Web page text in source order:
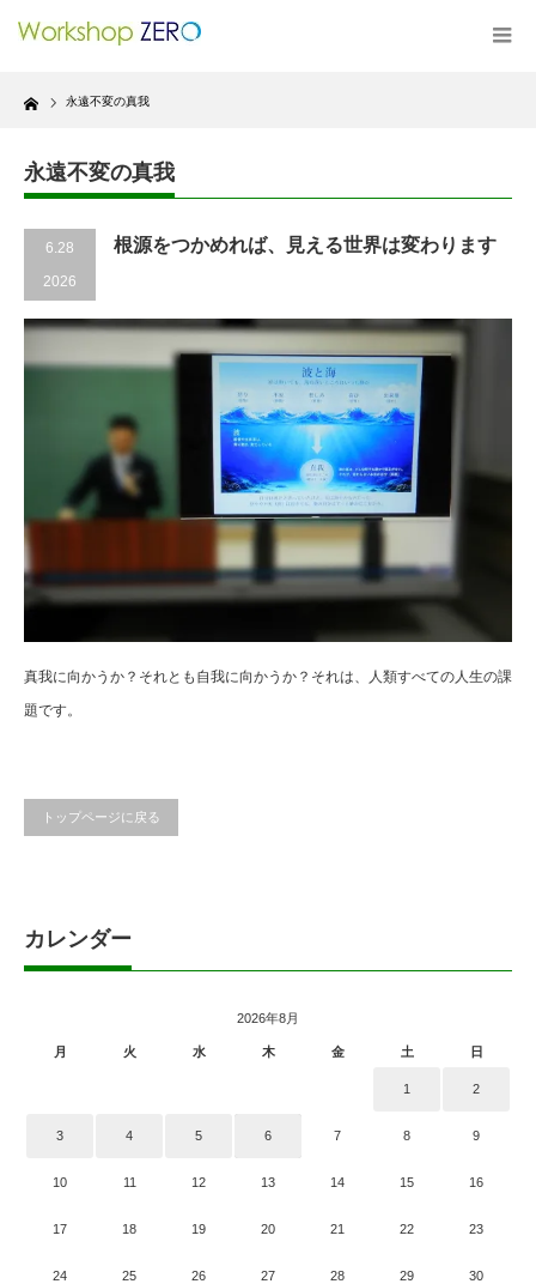
Home 永遠不変の真我
永遠不変の真我
6.28
2026
根源をつかめれば、見える世界は変わります
真我に向かうか？それとも自我に向かうか？それは、人類すべての人生の課
題です。
トップページに戻る
カレンダー
2026年8月
月 火 水 木 金 土 日
1 2
3 4 5 6 7 8 9
10 11 12 13 14 15 16
17 18 19 20 21 22 23
24 25 26 27 28 29 30